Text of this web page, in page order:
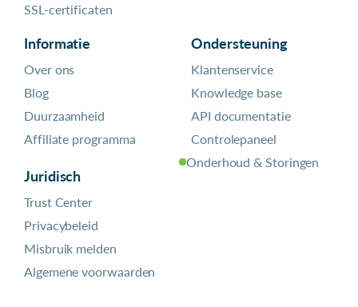
SSL-certificaten
Informatie
Over ons
Blog
Duurzaamheid
Affiliate programma
Juridisch
Trust Center
Privacybeleid
Misbruik melden
Algemene voorwaarden
Ondersteuning
Klantenservice
Knowledge base
API documentatie
Controlepaneel
Onderhoud & Storingen